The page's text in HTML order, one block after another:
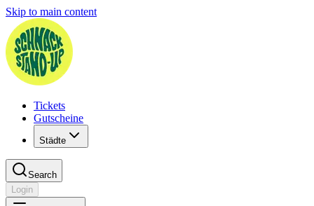
Skip to main content
Tickets
Gutscheine
Städte
Search
Login